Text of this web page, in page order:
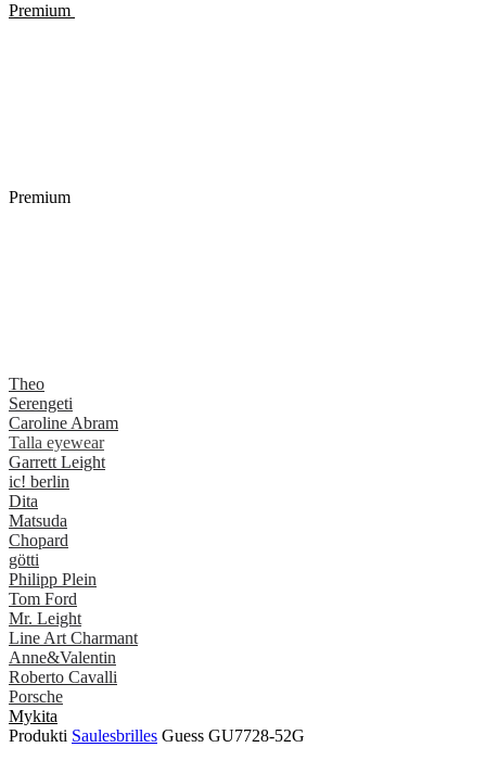
Premium
Premium
Theo
Serengeti
Caroline Abram
Talla eyewear
Garrett Leight
ic! berlin
Dita
Matsuda
Chopard
götti
Philipp Plein
Tom Ford
Mr. Leight
Line Art Charmant
Anne&Valentin
Roberto Cavalli
Porsche
Mykita
Produkti Saulesbrilles Guess GU7728-52G